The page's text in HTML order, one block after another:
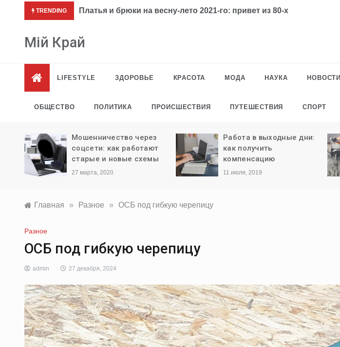
TRENDING Платья и брюки на весну-лето 2021-го: привет из 80-х
Мій Край
LIFESTYLE ЗДОРОВЬЕ КРАСОТА МОДА НАУКА НОВОСТИ
ОБЩЕСТВО ПОЛИТИКА ПРОИСШЕСТВИЯ ПУТЕШЕСТВИЯ СПОРТ
Мошенничество через
соцсети: как работают
старые и новые схемы
27 марта, 2020
Работа в выходные дни:
как получить
компенсацию
11 июля, 2019
Главная » Разное » ОСБ под гибкую черепицу
Разное
ОСБ под гибкую черепицу
admin 27 декабря, 2024